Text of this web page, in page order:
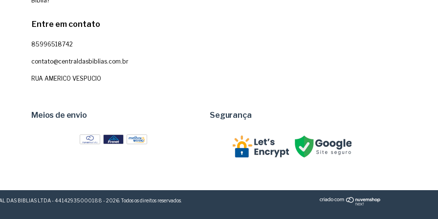
Entre em contato
85996518742
contato@centraldasbiblias.com.br
RUA AMERICO VESPUCIO
Meios de envio Segurança
DAS BIBLIAS LTDA - 44142935000188 - 2026. Todos os direitos reservados.